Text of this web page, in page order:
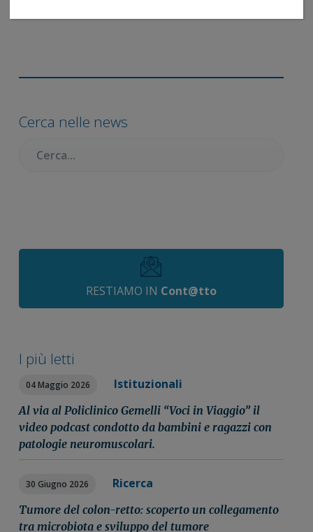
primaria
Cerca nelle news
RESTIAMO IN Cont@tto
I più letti
04 Maggio 2026 Istituzionali
Al via al Policlinico Gemelli “Voci in Viaggio” il
video podcast condotto da bambini e ragazzi con
patologie neuromuscolari.
30 Giugno 2026 Ricerca
Tumore del colon-retto: scoperto un collegamento
tra microbiota e sviluppo del tumore